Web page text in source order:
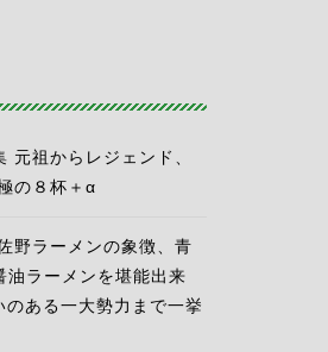
元祖からレジェンド、
の８杯＋α
野ラーメンの象徴、青
油ラーメンを堪能出来
ある一大勢力まで一挙